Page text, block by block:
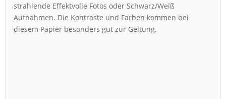
strahlende Effektvolle Fotos oder Schwarz/Weiß
Aufnahmen. Die Kontraste und Farben kommen bei
diesem Papier besonders gut zur Geltung.